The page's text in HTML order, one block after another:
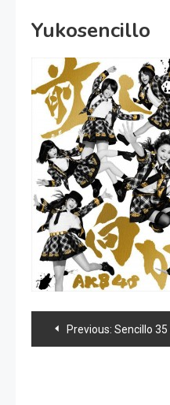
Yukosencillo
Navegación
Previous: Sencillo 35